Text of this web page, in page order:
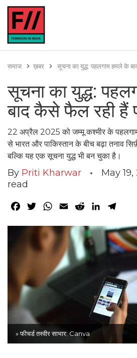
समाज ख़बर सूचना का युद्ध: पहलगाम हमले के
सूचना का युद्ध:
बाद कैसे फैल रही हैं
22 अप्रैल 2025 को जम्मू कश्मीर के
से भारत और पाकिस्तान के बीच बढ़ा तनाव
बल्कि यह एक सूचना युद्ध भी बन चुका है।
By Priti Kharwar May 19,
read
Facebook
TwitterWhatsApp
Email RedditLinkedIn
» फीचर्ड तस्वीर साभार: Canva